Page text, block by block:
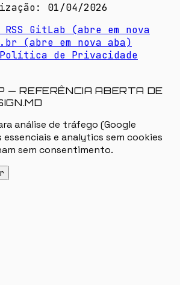
01/04/2026
RSS GitLab (abre em nova
(abre em nova aba)
Política de Privacidade
— REFERÊNCIA ABERTA DE
análise de tráfego (Google
essenciais e analytics sem cookies
sem consentimento.